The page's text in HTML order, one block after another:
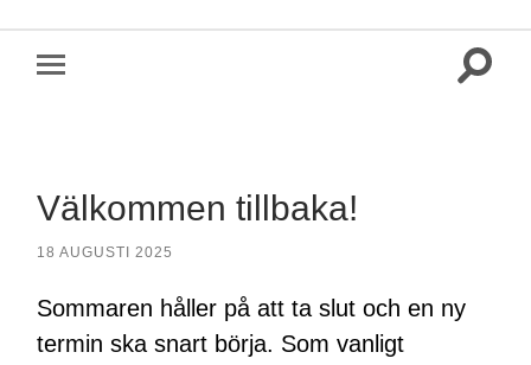
Slå
Välkommen tillbaka!
18 AUGUSTI 2025
Sommaren håller på att ta slut och en ny
termin ska snart börja. Som vanligt